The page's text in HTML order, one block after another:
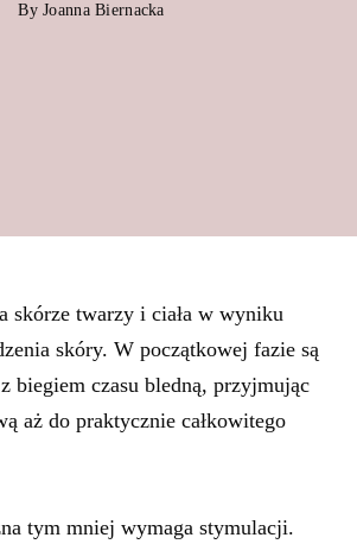
By Joanna Biernacka
skórze twarzy i ciała w wyniku
skóry. W początkowej fazie są
biegiem czasu bledną, przyjmując
aż do praktycznie całkowitego
tym mniej wymaga stymulacji.